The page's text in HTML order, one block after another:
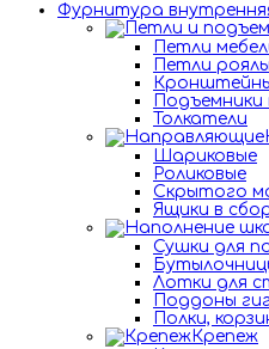
Фурнитура
Петли
Петли
Подъемники
Толкатели
Шариковые
Роликовые
Скрытого
Ящики в
Сушки для
Лотки для
Поддоны
Полки,
Крепеж